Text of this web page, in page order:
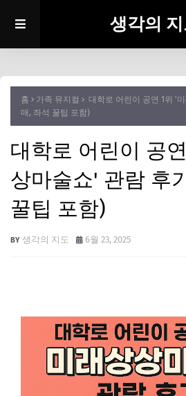
생각의
홈 가족 뮤지컬
대학로 어린이 공연 1위 '
매, 좌석 꿀팁 포함)
대학로 어린이 공
상마술쇼' 관람 후
꿀팁 포함)
생각의 지도 6월 23, 2025